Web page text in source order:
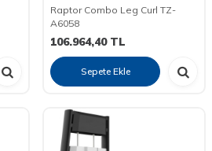
Raptor Combo Leg Curl TZ-
A6058
106.964,40TL
Sepete Ekle